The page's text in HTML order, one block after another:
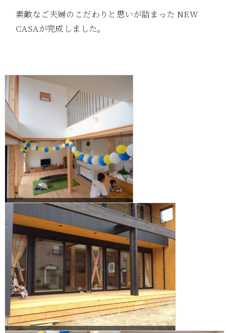
素敵なご夫婦のこだわりと思いが詰まった NEW
CASAが完成しました。